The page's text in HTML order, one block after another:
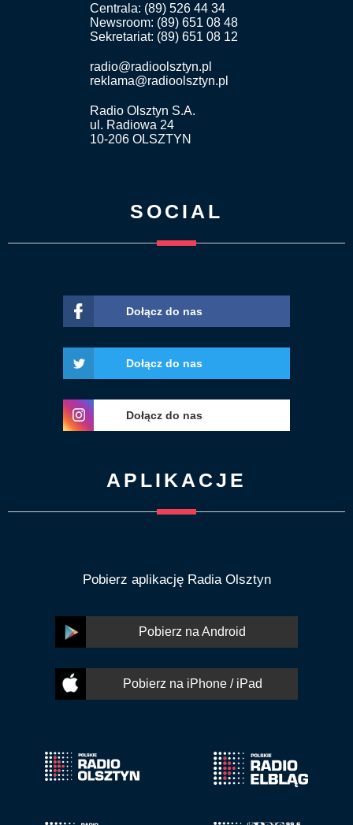
Centrala: (89) 526 44 34
Newsroom: (89) 651 08 48
Sekretariat: (89) 651 08 12
radio@radioolsztyn.pl
reklama@radioolsztyn.pl
Radio Olsztyn S.A.
ul. Radiowa 24
10-206 OLSZTYN
SOCIAL
Dołącz do nas
Dołącz do nas
Dołącz do nas
APLIKACJE
Pobierz aplikację Radia Olsztyn
Pobierz na Android
Pobierz na iPhone / iPad